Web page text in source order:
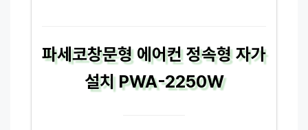
파세코창문형 에어컨 정속형 자가
설치 PWA-2250W